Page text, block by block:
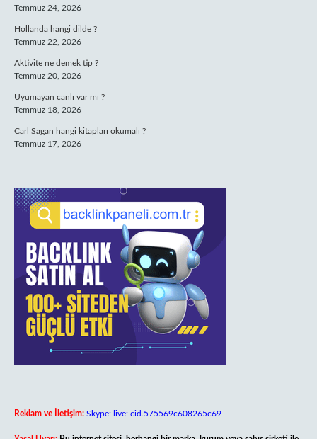
Temmuz 24, 2026
Hollanda hangi dilde ?
Temmuz 22, 2026
Aktivite ne demek tip ?
Temmuz 20, 2026
Uyumayan canlı var mı ?
Temmuz 18, 2026
Carl Sagan hangi kitapları okumalı ?
Temmuz 17, 2026
Reklam ve İletişim: Skype: live:.cid.575569c608265c69